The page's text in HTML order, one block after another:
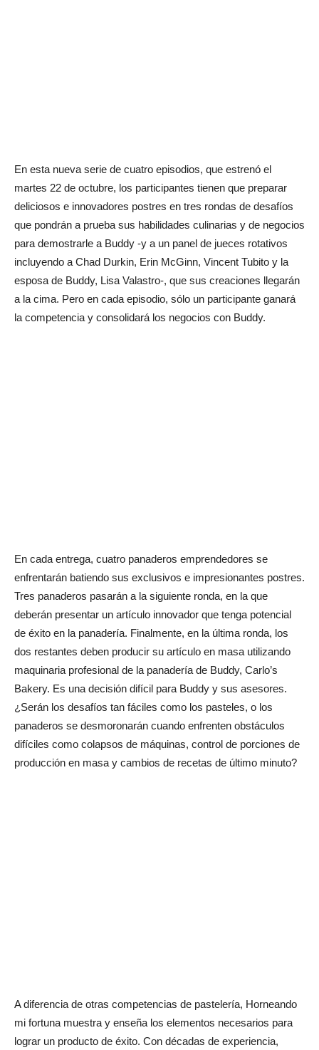
En esta nueva serie de cuatro episodios, que estrenó el
martes 22 de octubre, los participantes tienen que preparar
deliciosos e innovadores postres en tres rondas de desafíos
que pondrán a prueba sus habilidades culinarias y de negocios
para demostrarle a Buddy -y a un panel de jueces rotativos
incluyendo a Chad Durkin, Erin McGinn, Vincent Tubito y la
esposa de Buddy, Lisa Valastro-, que sus creaciones llegarán
a la cima. Pero en cada episodio, sólo un participante ganará
la competencia y consolidará los negocios con Buddy.
En cada entrega, cuatro panaderos emprendedores se
enfrentarán batiendo sus exclusivos e impresionantes postres.
Tres panaderos pasarán a la siguiente ronda, en la que
deberán presentar un artículo innovador que tenga potencial
de éxito en la panadería. Finalmente, en la última ronda, los
dos restantes deben producir su artículo en masa utilizando
maquinaria profesional de la panadería de Buddy, Carlo’s
Bakery. Es una decisión difícil para Buddy y sus asesores.
¿Serán los desafíos tan fáciles como los pasteles, o los
panaderos se desmoronarán cuando enfrenten obstáculos
difíciles como colapsos de máquinas, control de porciones de
producción en masa y cambios de recetas de último minuto?
A diferencia de otras competencias de pastelería, Horneando
mi fortuna muestra y enseña los elementos necesarios para
lograr un producto de éxito. Con décadas de experiencia,